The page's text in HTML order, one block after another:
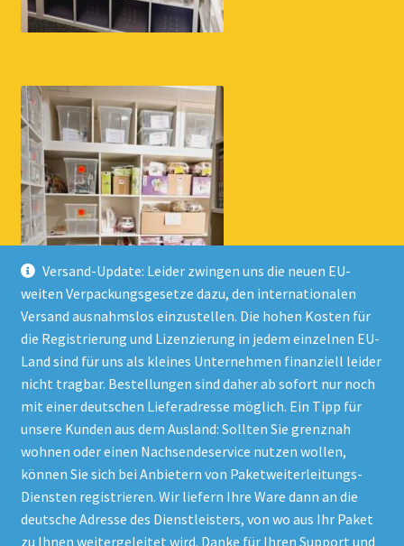
Versand-Update: Leider zwingen uns die neuen EU-
weiten Verpackungsgesetze dazu, den internationalen
Versand ausnahmslos einzustellen. Die hohen Kosten für
die Registrierung und Lizenzierung in jedem einzelnen EU-
Land sind für uns als kleines Unternehmen finanziell leider
nicht tragbar. Bestellungen sind daher ab sofort nur noch
mit einer deutschen Lieferadresse möglich. Ein Tipp für
unsere Kunden aus dem Ausland: Sollten Sie grenznah
wohnen oder einen Nachsendeservice nutzen wollen,
können Sie sich bei Anbietern von Paketweiterleitungs-
Diensten registrieren. Wir liefern Ihre Ware dann an die
deutsche Adresse des Dienstleisters, von wo aus Ihr Paket
zu Ihnen weitergeleitet wird. Danke für Ihren Support und
© Onlineshop Kinderlino 2026
Datenschutzerklärung
Erstellt mit WooCommerce.